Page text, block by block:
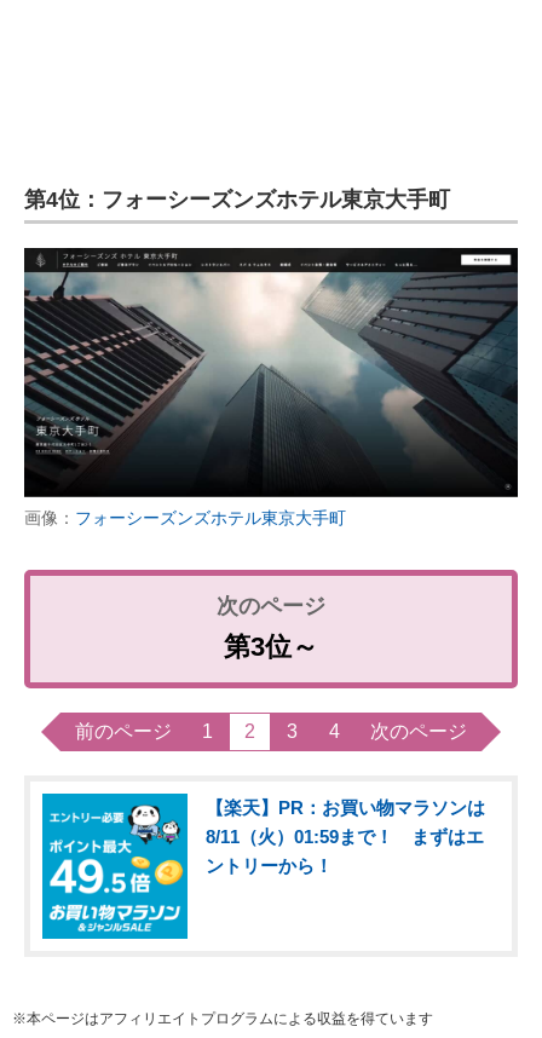
電子設計の基本と応用
エネルギーの専門メディア
建設×テクノロジーの最前線
ちょっと気になるネットの話題
第4位：フォーシーズンズホテル東京大手町
画像： フォーシーズンズホテル東京大手町
第3位～
前のページ 1 2 3 4 次のページ
【楽天】PR：お買い物マラソンは
8/11（火）01:59まで！ まずはエ
ントリーから！
※本ページはアフィリエイトプログラムによる収益を得ています